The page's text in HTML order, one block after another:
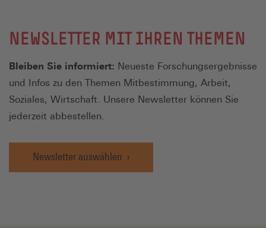
NEWSLETTER MIT IHREN THEMEN
Bleiben Sie informiert: Neueste Forschungsergebnisse
und Infos zu den Themen Mitbestimmung, Arbeit,
Soziales, Wirtschaft. Unsere Newsletter können Sie
jederzeit abbestellen.
Newsletter auswählen